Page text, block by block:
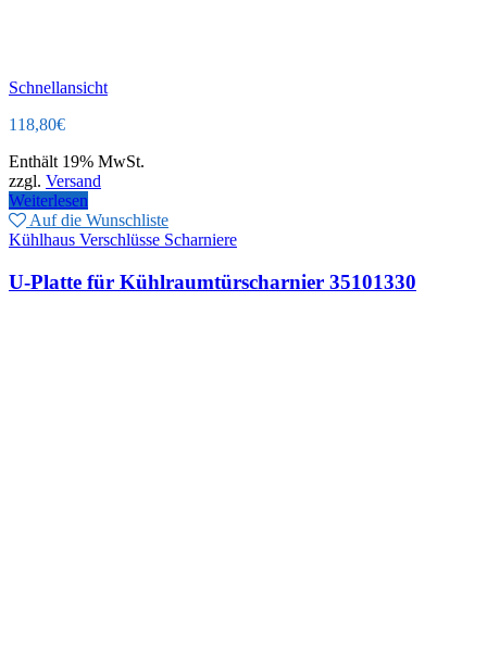
Schnellansicht
118,80€
Enthält 19% MwSt.
zzgl. Versand
Weiterlesen
Auf die Wunschliste
Kühlhaus Verschlüsse Scharniere
U-Platte für Kühlraumtürscharnier 35101330